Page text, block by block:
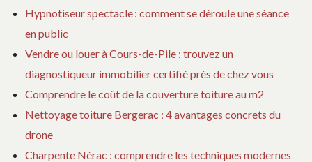
Hypnotiseur spectacle : comment se déroule une séance
en public
Vendre ou louer à Cours-de-Pile : trouvez un
diagnostiqueur immobilier certifié près de chez vous
Comprendre le coût de la couverture toiture au m2
Nettoyage toiture Bergerac : 4 avantages concrets du
drone
Charpente Nérac : comprendre les techniques modernes